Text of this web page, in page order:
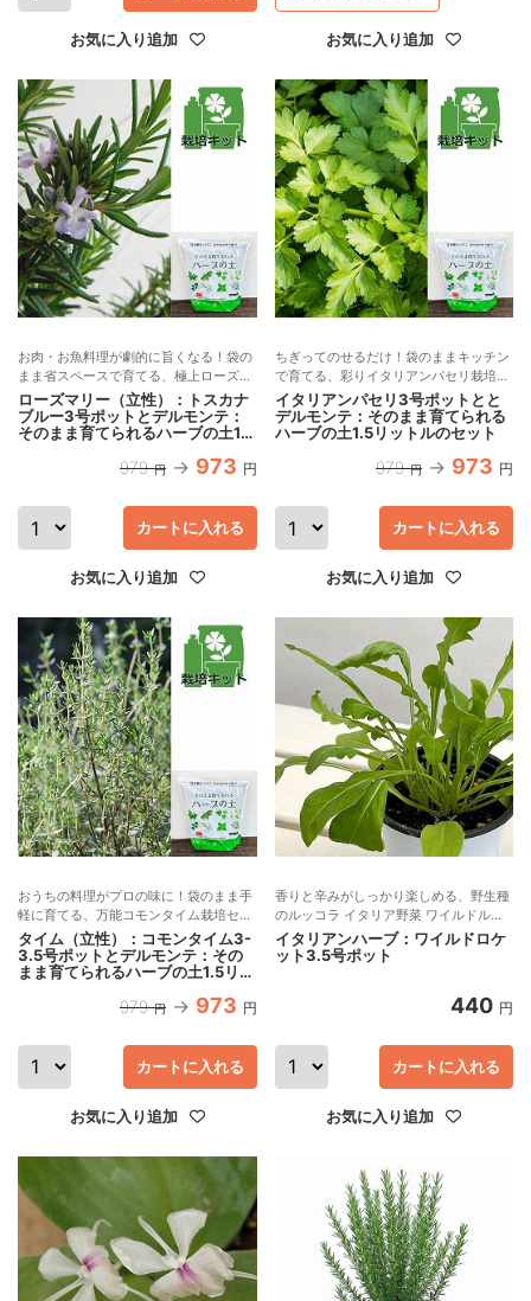
お気に入り追加 お気に入り追加
お肉・お魚料理が劇的に旨くなる！袋の
まま省スペースで育てる、極上ローズマ
リー栽培セット
ローズマリー（立性）：トスカナ
ブルー3号ポットとデルモンテ：
そのまま育てられるハーブの土1.5
979 円 973 円
カートに入れる
お気に入り追加
ちぎってのせるだけ！袋のままキッチン
で育てる、彩りイタリアンパセリ栽培セ
ット
イタリアンパセリ3号ポットとと
デルモンテ：そのまま育てられる
ハーブの土1.5リットルのセット
979 円 973 円
カートに入れる
お気に入り追加
おうちの料理がプロの味に！袋のまま手
軽に育てる、万能コモンタイム栽培セッ
ト
タイム（立性）：コモンタイム3-
3.5号ポットとデルモンテ：その
まま育てられるハーブの土1.5リッ
979 円 973 円
カートに入れる
お気に入り追加
香りと辛みがしっかり楽しめる、野生種
のルッコラ イタリア野菜 ワイルドルッ
コラ
イタリアンハーブ：ワイルドロケ
ット3.5号ポット
440 円
カートに入れる
お気に入り追加